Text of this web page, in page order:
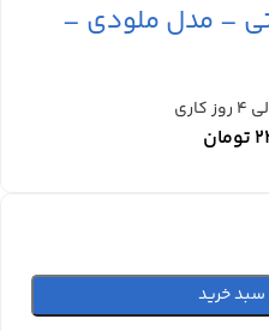
– مدل ملودی –
تومان
سبد خرید